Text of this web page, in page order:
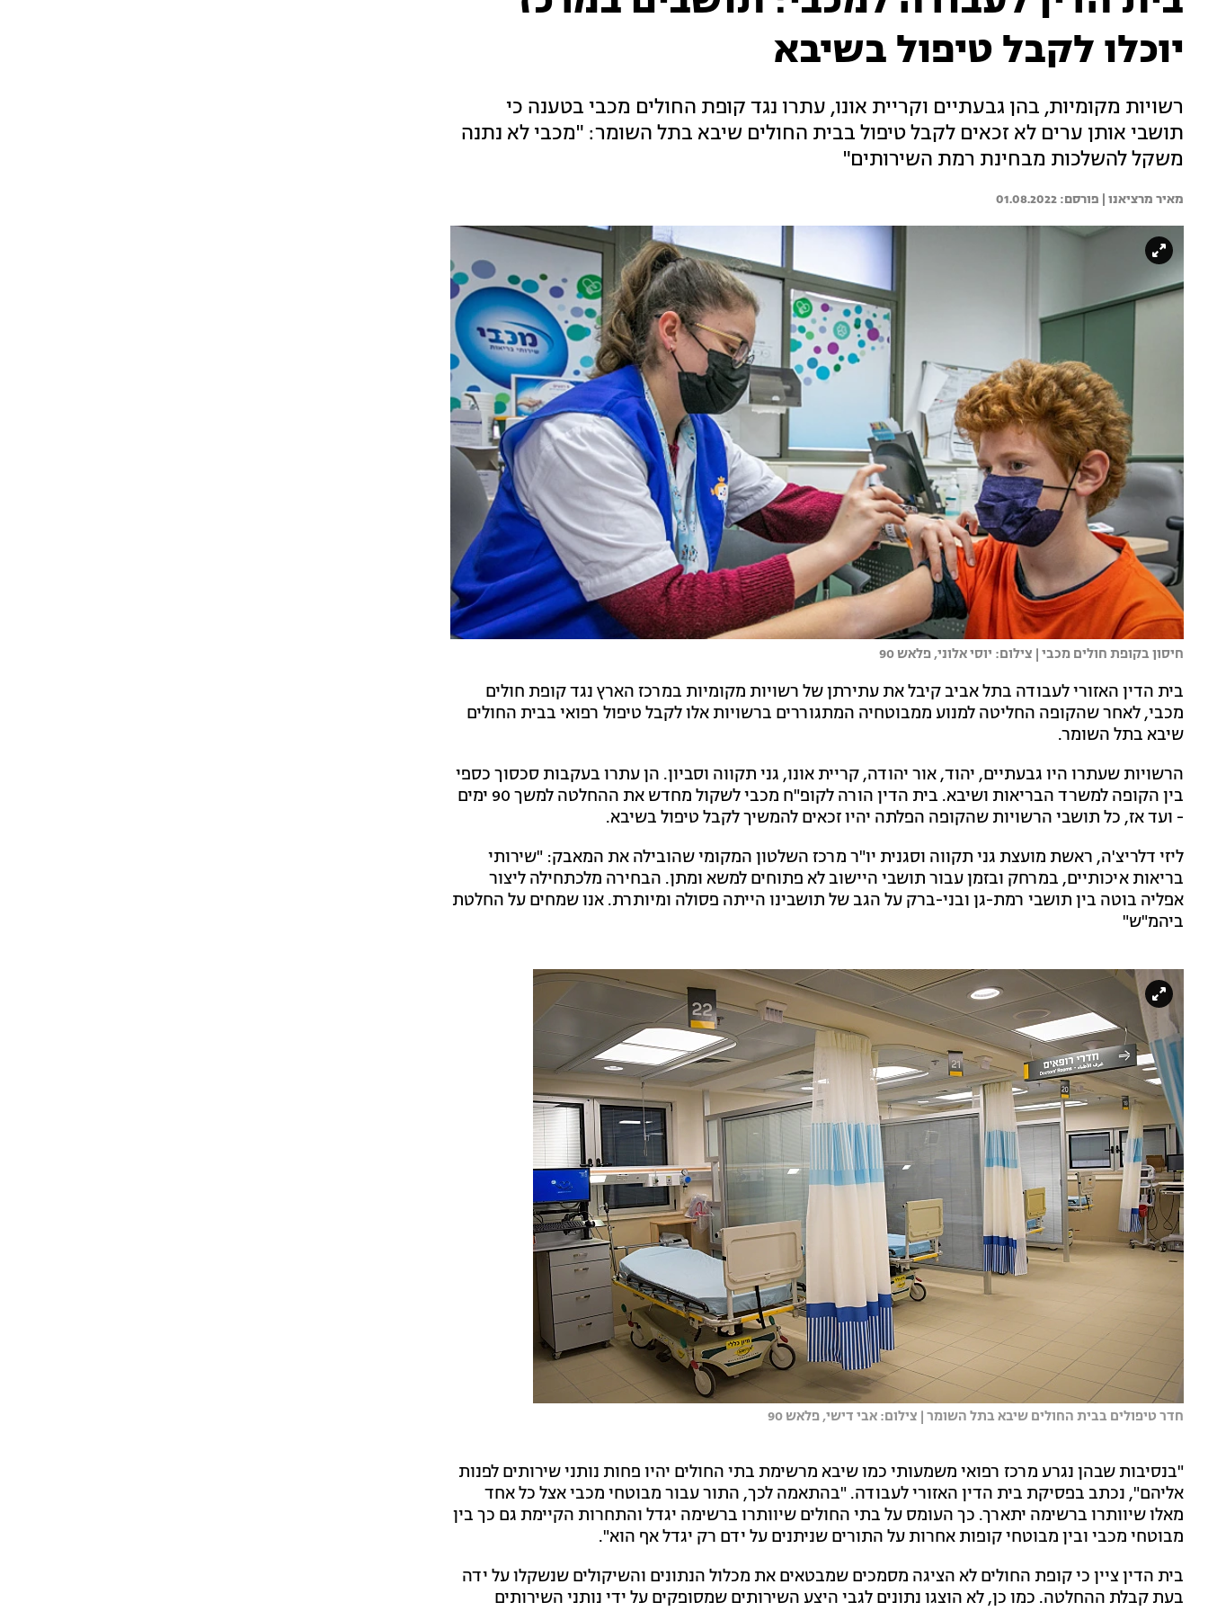
יוכלו לקבל טיפול בשיבא
רשויות מקומיות, בהן גבעתיים וקריית אונו, עתרו נגד קופת החולים מכבי בטענה כי
תושבי אותן ערים לא זכאים לקבל טיפול בבית החולים שיבא בתל השומר: "מכבי לא נתנה
משקל להשלכות מבחינת רמת השירותים"
מאיר מרציאנו | 01.08.2022
חיסון בקופת חולים מכבי | צילום: יוסי אלוני, פלאש 90
בית הדין האזורי לעבודה בתל אביב קיבל את עתירתן של רשויות מקומיות במרכז הארץ נגד קופת חולים
מכבי, לאחר שהקופה החליטה למנוע ממבוטחיה המתגוררים ברשויות אלו לקבל טיפול רפואי בבית החולים
שיבא בתל השומר.
הרשויות שעתרו היו גבעתיים, יהוד, אור יהודה, קריית אונו, גני תקווה וסביון. הן עתרו בעקבות סכסוך כספי
בין הקופה למשרד הבריאות ושיבא. בית הדין הורה לקופ"ח מכבי לשקול מחדש את ההחלטה למשך 90 ימים
- ועד אז, כל תושבי הרשויות שהקופה הפלתה יהיו זכאים להמשיך לקבל טיפול בשיבא.
ליזי דלריצ'ה, ראשת מועצת גני תקווה וסגנית יו"ר מרכז השלטון המקומי שהובילה את המאבק: "שירותי
בריאות איכותיים, במרחק ובזמן עבור תושבי היישוב לא פתוחים למשא ומתן. הבחירה מלכתחילה ליצור
אפליה בוטה בין תושבי רמת-גן ובני-ברק על הגב של תושבינו הייתה פסולה ומיותרת. אנו שמחים על החלטת
ביהמ"ש"
חדר טיפולים בבית החולים שיבא בתל השומר | צילום: אבי דישי, פלאש 90
"בנסיבות שבהן נגרע מרכז רפואי משמעותי כמו שיבא מרשימת בתי החולים יהיו פחות נותני שירותים לפנות
אליהם", נכתב בפסיקת בית הדין האזורי לעבודה. "בהתאמה לכך, התור עבור מבוטחי מכבי אצל כל אחד
מאלו שיוותרו ברשימה יתארך. כך העומס על בתי החולים שיוותרו ברשימה יגדל והתחרות הקיימת גם כך בין
מבוטחי מכבי ובין מבוטחי קופות אחרות על התורים שניתנים על ידם רק יגדל אף הוא".
בית הדין ציין כי קופת החולים לא הציגה מסמכים שמבטאים את מכלול הנתונים והשיקולים שנשקלו על ידה
בעת קבלת ההחלטה. כמו כן, לא הוצגו נתונים לגבי היצע השירותים שמסופקים על ידי נותני השירותים